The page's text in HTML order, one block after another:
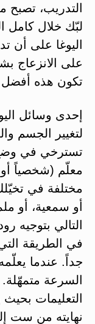
التدريب، تصبح
لبّك خلال كامل
اليوغا على أن
على الانزعاج
تكون هذه أفضل
إحدى وسائل
لتغيير الجسم
تسترخي في
معلّم (شخصياً
مختلفة في
أو سمعية، أو
التالي بتوجيه
في الطريقة
جداً. عندما
السرعة
التعليمات
نهايته من ست